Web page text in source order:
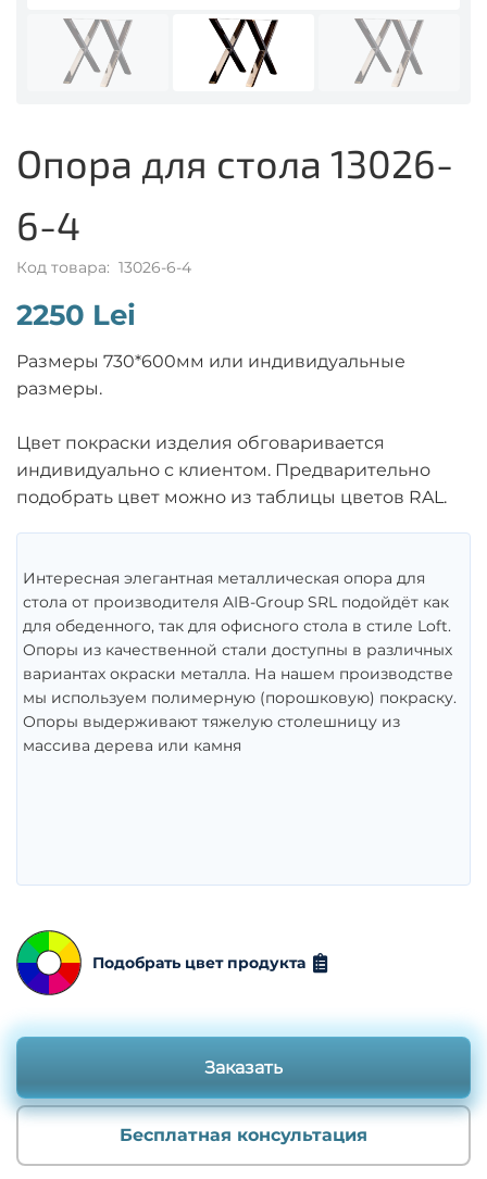
Опора для стола 13026-
6-4
Код товара: 13026-6-4
2250 Lei
Размеры 730*600мм или индивидуальные
размеры.
Цвет покраски изделия обговаривается
индивидуально с клиентом. Предварительно
подобрать цвет можно из таблицы цветов RAL.
Интересная элегантная металлическая опора для
стола от производителя AIB-Group SRL подойдёт как
для обеденного, так для офисного стола в стиле Loft.
Опоры из качественной стали доступны в различных
вариантах окраски металла. На нашем производстве
мы используем полимерную (порошковую) покраску.
Опоры выдерживают тяжелую столешницу из
массива дерева или камня
Подобрать цвет продукта
Заказать
Бесплатная консультация